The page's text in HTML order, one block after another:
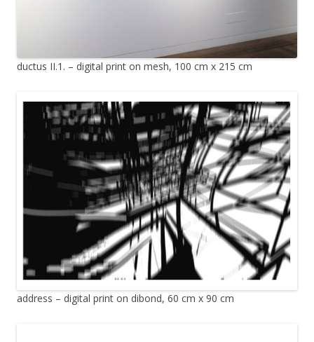
ductus II.1. – digital print on mesh, 100 cm x 215 cm
address – digital print on dibond, 60 cm x 90 cm